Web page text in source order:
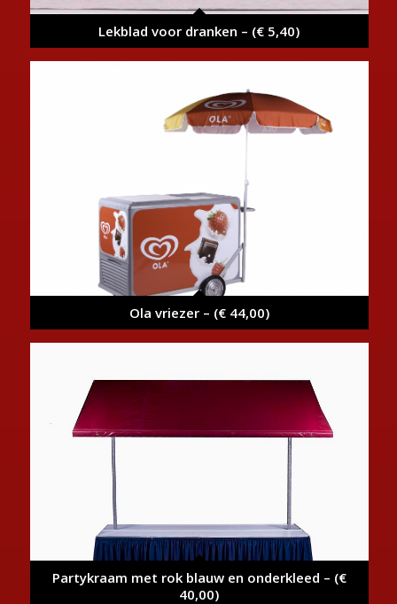
Lekblad voor dranken – (€ 5,40)
Ola vriezer – (€ 44,00)
Partykraam met rok blauw en onderkleed – (€
40,00)